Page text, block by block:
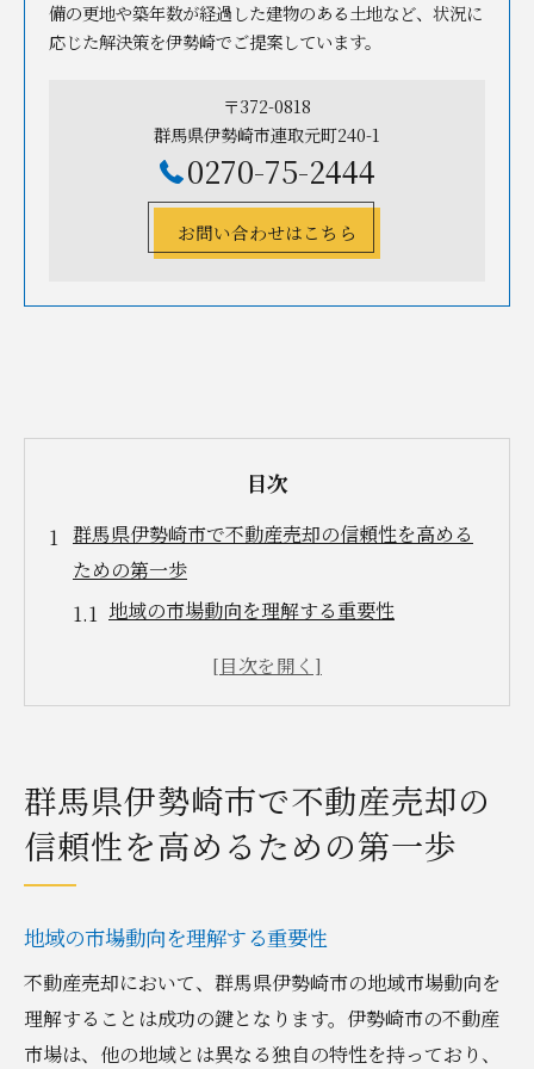
備の更地や築年数が経過した建物のある土地など、状況に
応じた解決策を伊勢崎でご提案しています。
〒372-0818
群馬県伊勢崎市連取元町240-1
0270-75-2444
お問い合わせはこちら
目次
群馬県伊勢崎市で不動産売却の信頼性を高める
ための第一歩
地域の市場動向を理解する重要性
信頼できる不動産業者の選び方
地元の信用を得るための活動
地域特性を活かした不動産売却のプロセスを解
明する
伊勢崎市の不動産市場の特徴
地域特性を考慮した効果的な売却戦略
売主に有利な市場環境を作るには
地域イベントを活用した売却活動
群馬県伊勢崎市で不動産売却の
信頼性を高めるための第一歩
地域の市場動向を理解する重要性
不動産売却において、群馬県伊勢崎市の地域市場動向を
理解することは成功の鍵となります。伊勢崎市の不動産
市場は、他の地域とは異なる独自の特性を持っており、